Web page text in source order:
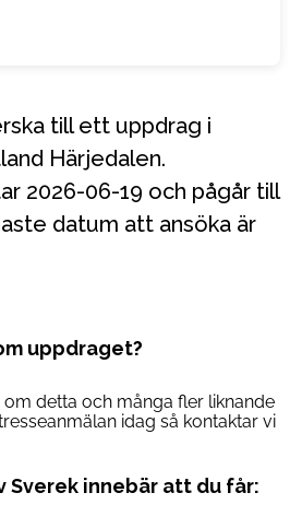
Härjedalen.
2026-06-19 och pågår till
datum att ansöka är
uppdraget?
detta och många fler liknande
idag så kontaktar vi
Sverek innebär att du får: